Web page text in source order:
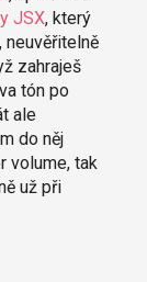
JSX, který
zahraješ
tón po
ale
do něj
volume, tak
už při